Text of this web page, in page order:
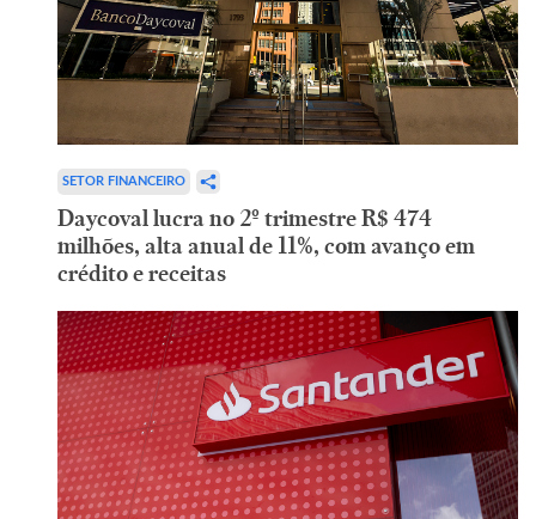
SETOR FINANCEIRO
Daycoval lucra no 2º trimestre R$ 474
milhões, alta anual de 11%, com avanço em
crédito e receitas